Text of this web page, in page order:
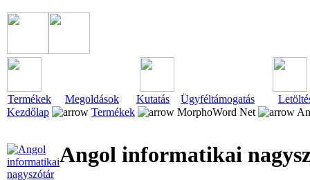
Termékek Megoldások Kutatás Ügyféltámogatás
Kezdőlap
Termékek MorphoWord Net
Angol informatikai